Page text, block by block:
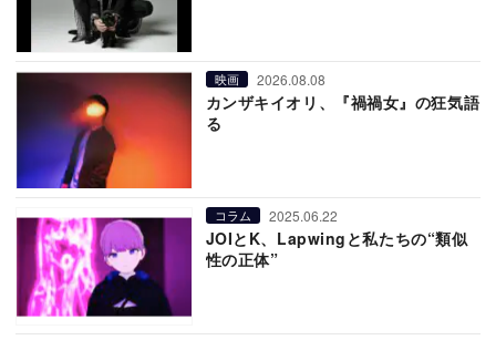
映画 2026.08.08
カンザキイオリ、『禍禍女』の狂気語
る
コラム 2025.06.22
JOIとK、Lapwingと私たちの“類似
性の正体”